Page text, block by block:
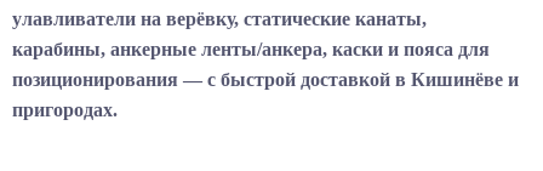
улавливатели на верёвку, статические канаты,
карабины, анкерные ленты/анкера, каски и пояса для
позиционирования — с быстрой доставкой в Кишинёве и
пригородах.